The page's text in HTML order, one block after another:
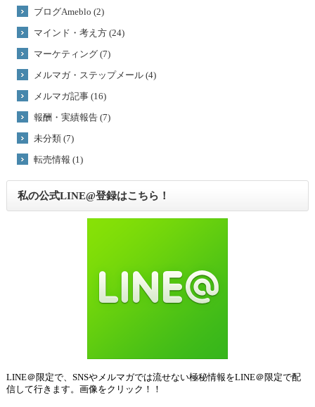
ブログAmeblo (2)
マインド・考え方 (24)
マーケティング (7)
メルマガ・ステップメール (4)
メルマガ記事 (16)
報酬・実績報告 (7)
未分類 (7)
転売情報 (1)
私の公式LINE@登録はこちら！
LINE＠限定で、SNSやメルマガでは流せない極秘情報をLINE＠限定で配
信して行きます。画像をクリック！！